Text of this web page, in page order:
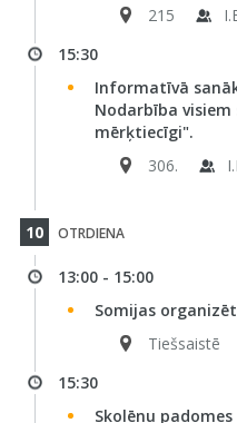
215
15:30
Informatīvā
Nodarbība
mērķtiecīgi".
306.
10 OTRDIENA
13:00 - 15:00
Somijas
Tiešsaistē
15:30
Skolēnu padomes